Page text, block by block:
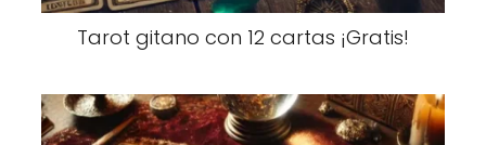
Tarot gitano con 12 cartas ¡Gratis!